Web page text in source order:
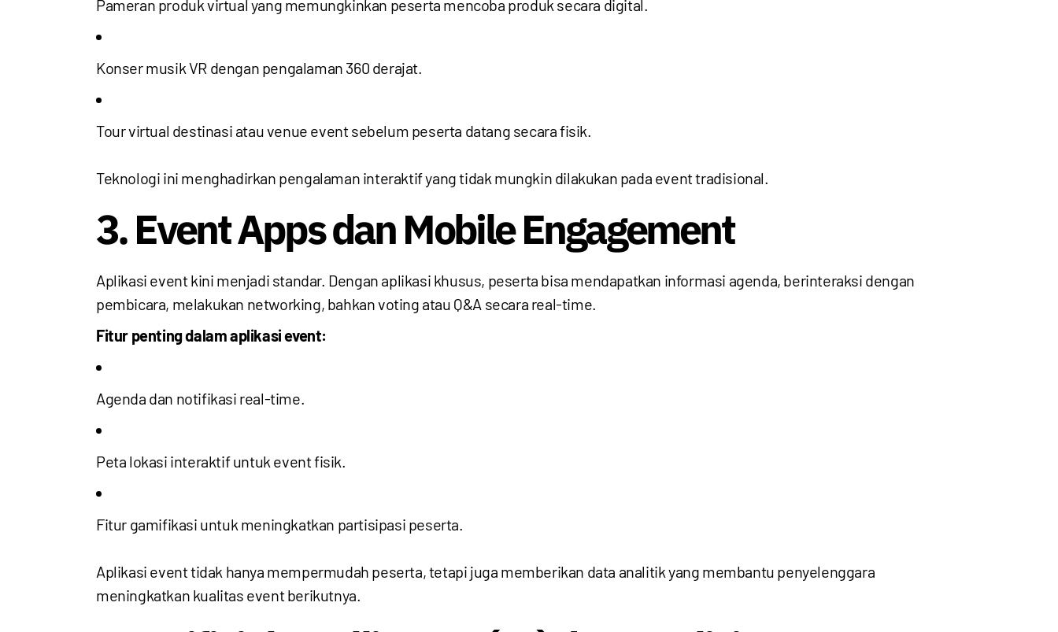
Pameran produk virtual yang memungkinkan peserta mencoba produk secara digital.
Konser musik VR dengan pengalaman 360 derajat.
Tour virtual destinasi atau venue event sebelum peserta datang secara fisik.
Teknologi ini menghadirkan pengalaman interaktif yang tidak mungkin dilakukan pada event tradisional.
3. Event Apps dan Mobile Engagement
Aplikasi event kini menjadi standar. Dengan aplikasi khusus, peserta bisa mendapatkan informasi agenda, berinteraksi dengan
pembicara, melakukan networking, bahkan voting atau Q&A secara real-time.
Fitur penting dalam aplikasi event:
Agenda dan notifikasi real-time.
Peta lokasi interaktif untuk event fisik.
Fitur gamifikasi untuk meningkatkan partisipasi peserta.
Aplikasi event tidak hanya mempermudah peserta, tetapi juga memberikan data analitik yang membantu penyelenggara
meningkatkan kualitas event berikutnya.